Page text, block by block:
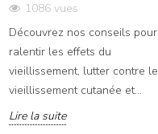
1086 vues
Découvrez nos conseils pour
ralentir les effets du
vieillissement, lutter contre le
vieillissement cutanée et...
Lire la suite